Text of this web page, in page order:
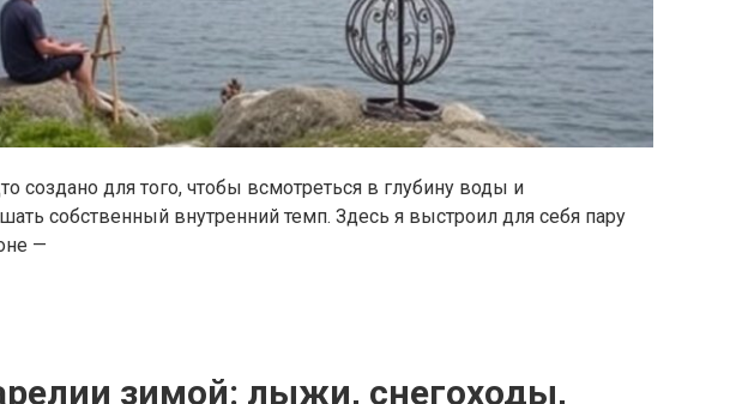
создано для того, чтобы всмотреться в глубину воды и
собственный внутренний темп. Здесь я выстроил для себя пару
—
зимой: лыжи, снегоходы,